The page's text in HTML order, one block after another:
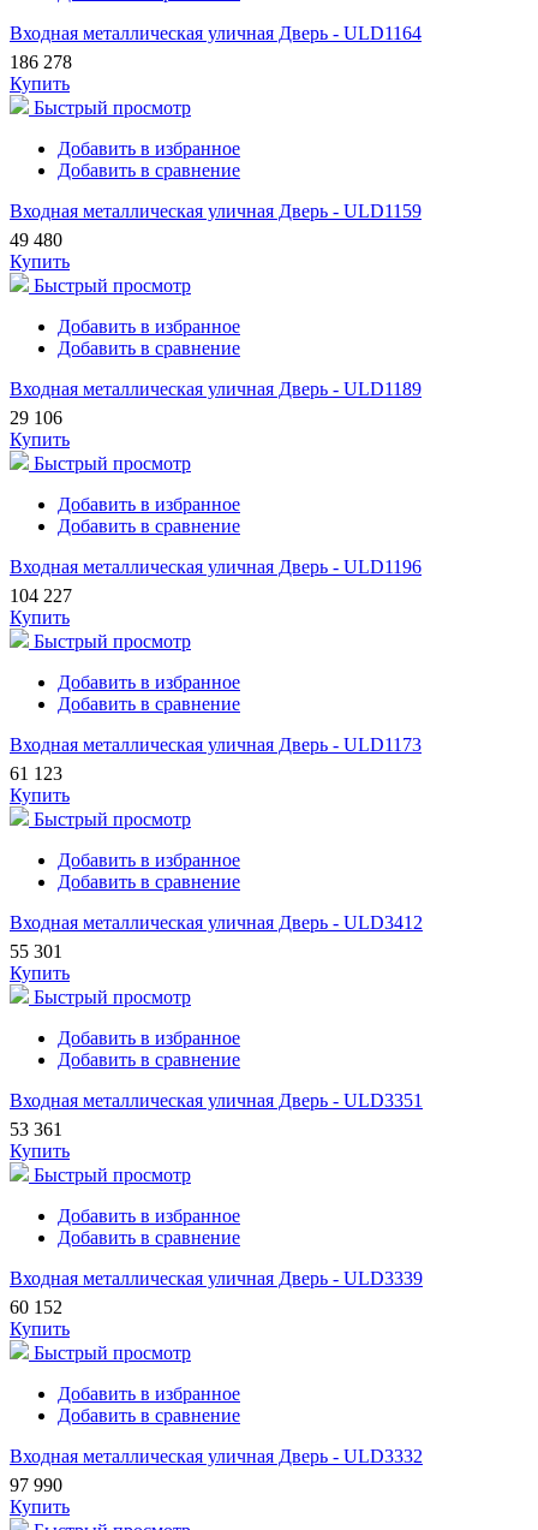
Входная металлическая уличная Дверь - ULD1164
186 278
Купить
Быстрый просмотр
Добавить в избранное
Добавить в сравнение
Входная металлическая уличная Дверь - ULD1159
49 480
Купить
Быстрый просмотр
Добавить в избранное
Добавить в сравнение
Входная металлическая уличная Дверь - ULD1189
29 106
Купить
Быстрый просмотр
Добавить в избранное
Добавить в сравнение
Входная металлическая уличная Дверь - ULD1196
104 227
Купить
Быстрый просмотр
Добавить в избранное
Добавить в сравнение
Входная металлическая уличная Дверь - ULD1173
61 123
Купить
Быстрый просмотр
Добавить в избранное
Добавить в сравнение
Входная металлическая уличная Дверь - ULD3412
55 301
Купить
Быстрый просмотр
Добавить в избранное
Добавить в сравнение
Входная металлическая уличная Дверь - ULD3351
53 361
Купить
Быстрый просмотр
Добавить в избранное
Добавить в сравнение
Входная металлическая уличная Дверь - ULD3339
60 152
Купить
Быстрый просмотр
Добавить в избранное
Добавить в сравнение
Входная металлическая уличная Дверь - ULD3332
97 990
Купить